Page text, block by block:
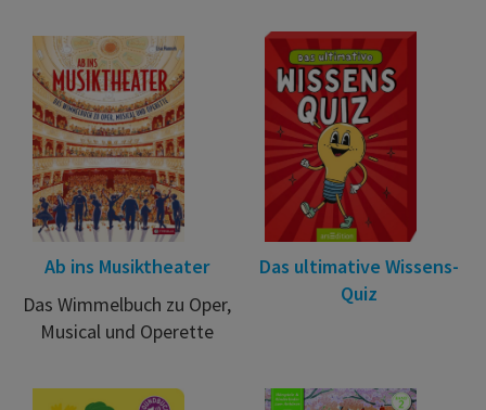
Ab ins Musiktheater
Das Wimmelbuch zu Oper,
Musical und Operette
Das ultimative Wissens-
Quiz